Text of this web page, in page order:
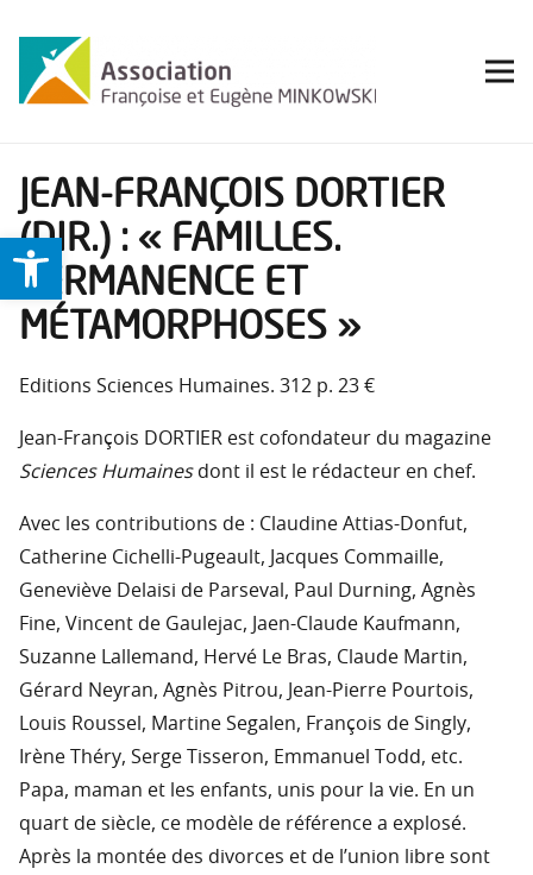
Ouvrir la barre d’outils
JEAN-FRANÇOIS DORTIER
(DIR.) : « FAMILLES.
PERMANENCE ET
MÉTAMORPHOSES »
Editions Sciences Humaines. 312 p. 23 €
Jean-François DORTIER est cofondateur du magazine
Sciences Humainesdont il est le rédacteur en chef.
Avec les contributions de : Claudine Attias-Donfut,
Catherine Cichelli-Pugeault, Jacques Commaille,
Geneviève Delaisi de Parseval, Paul Durning, Agnès
Fine, Vincent de Gaulejac, Jaen-Claude Kaufmann,
Suzanne Lallemand, Hervé Le Bras, Claude Martin,
Gérard Neyran, Agnès Pitrou, Jean-Pierre Pourtois,
Louis Roussel, Martine Segalen, François de Singly,
Irène Théry, Serge Tisseron, Emmanuel Todd, etc.
Papa, maman et les enfants, unis pour la vie. En un
quart de siècle, ce modèle de référence a explosé.
Après la montée des divorces et de l’union libre sont